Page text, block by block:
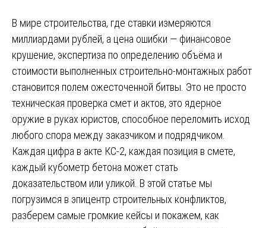
В мире строительства, где ставки измеряются
миллиардами рублей, а цена ошибки — финансовое
крушение, экспертиза по определению объёма и
стоимости выполненных строительно-монтажных работ
становится полем ожесточенной битвы. Это не просто
техническая проверка смет и актов, это ядерное
оружие в руках юристов, способное переломить исход
любого спора между заказчиком и подрядчиком.
Каждая цифра в акте КС-2, каждая позиция в смете,
каждый кубометр бетона может стать
доказательством или уликой. В этой статье мы
погрузимся в эпицентр строительных конфликтов,
разберем самые громкие кейсы и покажем, как